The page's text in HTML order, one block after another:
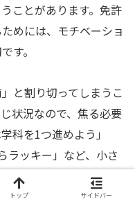
ことがあります。免許
めには、モチベーショ
す。
と割り切ってしまうこ
状況なので、焦る必要
科を1つ進めよう」
ラッキー」など、小さ
していくことで、達成
に通っている場合は、
トップ サイドバー